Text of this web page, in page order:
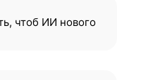
чтоб ИИ нового